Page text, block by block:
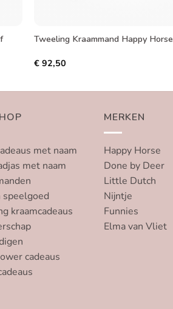
Tweeling Kraammand Happy Horse
€ 92,50
met naam
met naam
speelgoed
kraamcadeaus
cadeaus
MERKEN
Happy Horse
Done by Deer
Little Dutch
Nijntje
Funnies
Elma van Vliet